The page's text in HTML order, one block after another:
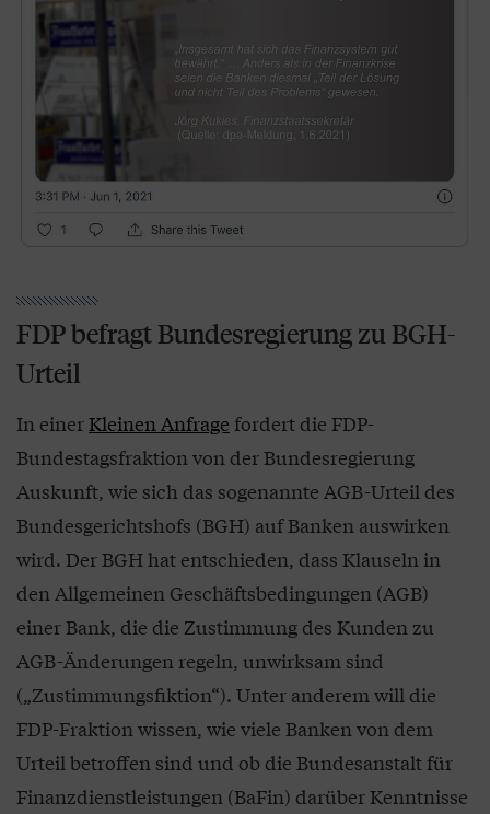
FDP befragt Bundesregierung zu BGH-
Urteil
In einerKleinen Anfrage fordert die FDP-
Bundestagsfraktion von der Bundesregierung
Auskunft, wie sich das sogenannte AGB-Urteil des
Bundesgerichtshofs (BGH) auf Banken auswirken
wird. Der BGH hat entschieden, dass Klauseln in
den Allgemeinen Geschäftsbedingungen (AGB)
einer Bank, die die Zustimmung des Kunden zu
AGB-Änderungen regeln, unwirksam sind
(„Zustimmungsfiktion“). Unter anderem will die
FDP-Fraktion wissen, wie viele Banken von dem
Urteil betroffen sind und ob die Bundesanstalt für
Finanzdienstleistungen (BaFin) darüber Kenntnisse